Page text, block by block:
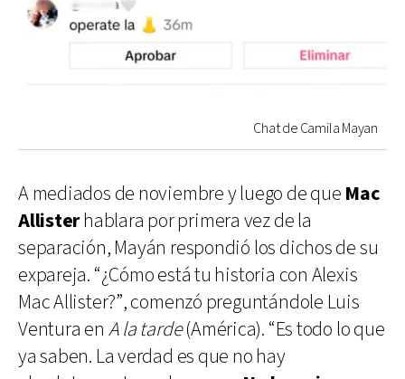
Chat de Camila Mayan
A mediados de noviembre y luego de que Mac
Allisterhablara por primera vez de la
separación, Mayán respondió los dichos de su
expareja. “¿Cómo está tu historia con Alexis
Mac Allister?”, comenzó preguntándole Luis
Ventura en A la tarde(América). “Es todo lo que
ya saben. La verdad es que no hay